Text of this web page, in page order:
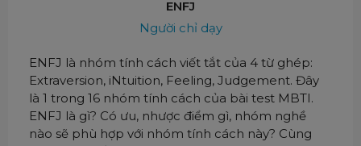
ENFJ
Người chỉ dạy
ENFJ là nhóm tính cách viết tắt của 4 từ ghép:
Extraversion, iNtuition, Feeling, Judgement. Đây
là 1 trong 16 nhóm tính cách của bài test MBTI.
ENFJ là gì? Có ưu, nhược điểm gì, nhóm nghề
nào sẽ phù hợp với nhóm tính cách này? Cùng